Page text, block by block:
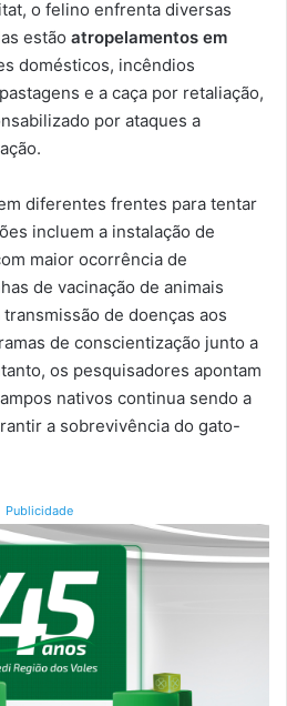
o felino enfrenta diversas
estão atropelamentos em
domésticos, incêndios
e a caça por retaliação,
por ataques a
diferentes frentes para tentar
incluem a instalação de
maior ocorrência de
de vacinação de animais
de doenças aos
de conscientização junto a
os pesquisadores apontam
nativos continua sendo a
a sobrevivência do gato-
Publicidade